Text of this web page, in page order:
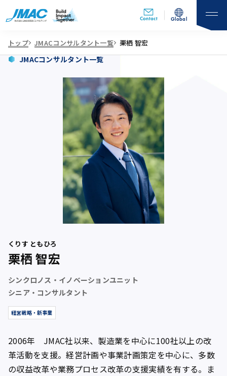
Contact Global
トップ JMACコンサルタント一覧 栗栖 智宏
栗栖 智宏
くりす ともひろ
シンクロノス・イノベーションユニット
シニア・コンサルタント
経営戦略・新事業
2006年 JMAC社以来、製造業を中心に100社以上の改
革活動を支援。経営計画や事業計画策定を中心に、多数
の収益改革や業務プロセス改革の支援実績を有する。ま
JMACコンサルタント一覧